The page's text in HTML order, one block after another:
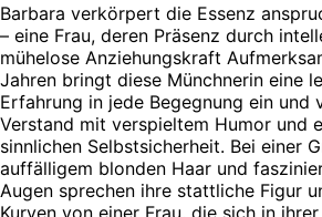
Barbara verkörpert die Essenz
– eine Frau, deren Präsenz durch
mühelose Anziehungskraft
Jahren bringt diese Münchnerin eine
Erfahrung in jede Begegnung ein und
Verstand mit verspieltem Humor und
sinnlichen Selbstsicherheit. Bei einer
auffälligem blonden Haar und
Augen sprechen ihre stattliche Figur
Kurven von einer Frau, die sich in